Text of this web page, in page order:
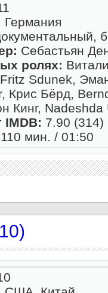
Германия
Себастьян
ролях:
Sdunek,
Крис Бёрд,
Кинг,
IMDB: 7.90 (314)
110 мин. / 01:50